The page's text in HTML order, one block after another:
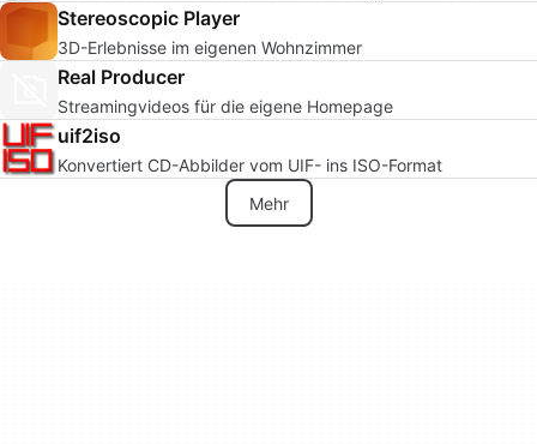
Stereoscopic Player
3D-Erlebnisse im eigenen Wohnzimmer
Real Producer
Streamingvideos für die eigene Homepage
uif2iso
Konvertiert CD-Abbilder vom UIF- ins ISO-Format
Mehr